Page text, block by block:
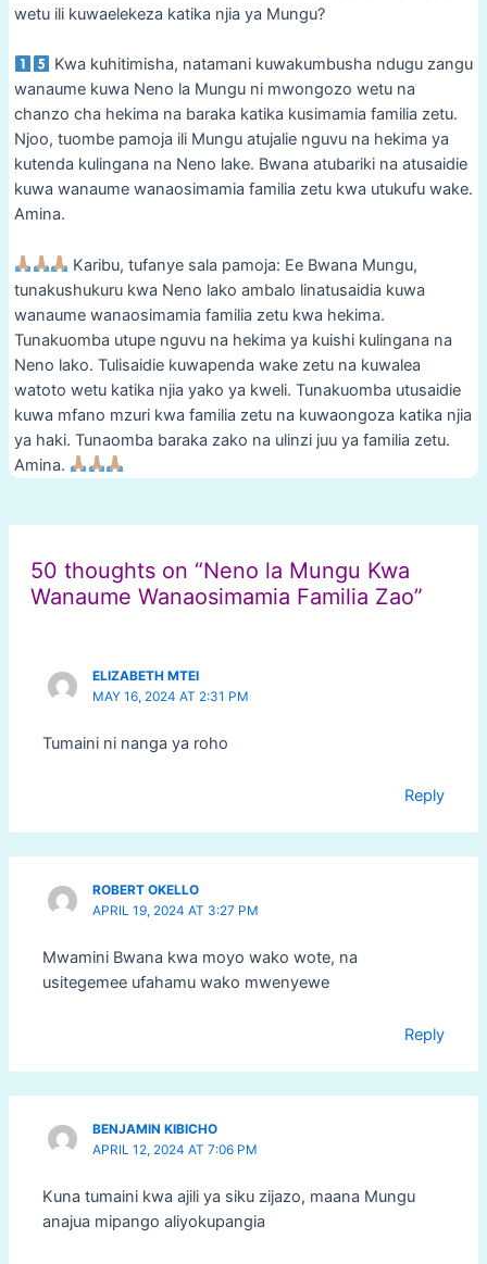
wetu ili kuwaelekeza katika njia ya Mungu?
Kwa kuhitimisha, natamani kuwakumbusha ndugu zangu
wanaume kuwa Neno la Mungu ni mwongozo wetu na
chanzo cha hekima na baraka katika kusimamia familia zetu.
Njoo, tuombe pamoja ili Mungu atujalie nguvu na hekima ya
kutenda kulingana na Neno lake. Bwana atubariki na atusaidie
kuwa wanaume wanaosimamia familia zetu kwa utukufu wake.
Amina.
Karibu, tufanye sala pamoja: Ee Bwana Mungu,
tunakushukuru kwa Neno lako ambalo linatusaidia kuwa
wanaume wanaosimamia familia zetu kwa hekima.
Tunakuomba utupe nguvu na hekima ya kuishi kulingana na
Neno lako. Tulisaidie kuwapenda wake zetu na kuwalea
watoto wetu katika njia yako ya kweli. Tunakuomba utusaidie
kuwa mfano mzuri kwa familia zetu na kuwaongoza katika njia
ya haki. Tunaomba baraka zako na ulinzi juu ya familia zetu.
Amina.
50 thoughts on “Neno la Mungu Kwa
Wanaume Wanaosimamia Familia Zao”
ELIZABETH MTEI
MAY 16, 2024 AT 2:31 PM
Tumaini ni nanga ya roho
Reply
ROBERT OKELLO
APRIL 19, 2024 AT 3:27 PM
Mwamini Bwana kwa moyo wako wote, na
usitegemee ufahamu wako mwenyewe
Reply
BENJAMIN KIBICHO
APRIL 12, 2024 AT 7:06 PM
Kuna tumaini kwa ajili ya siku zijazo, maana Mungu
anajua mipango aliyokupangia